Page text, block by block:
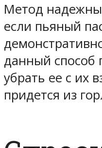
Метод
если пьяный
данный способ
убрать ее с их
придется из